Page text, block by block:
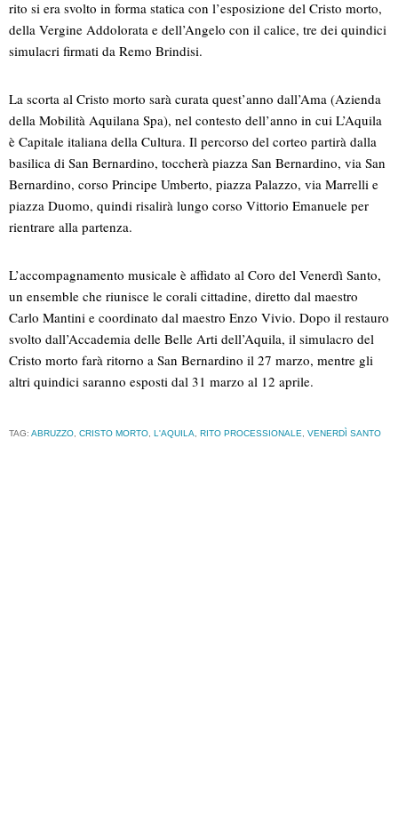
rito si era svolto in forma statica con l’esposizione del Cristo morto,
della Vergine Addolorata e dell’Angelo con il calice, tre dei quindici
simulacri firmati da Remo Brindisi.
La scorta al Cristo morto sarà curata quest’anno dall’Ama (Azienda
della Mobilità Aquilana Spa), nel contesto dell’anno in cui L’Aquila
è Capitale italiana della Cultura. Il percorso del corteo partirà dalla
basilica di San Bernardino, toccherà piazza San Bernardino, via San
Bernardino, corso Principe Umberto, piazza Palazzo, via Marrelli e
piazza Duomo, quindi risalirà lungo corso Vittorio Emanuele per
rientrare alla partenza.
L’accompagnamento musicale è affidato al Coro del Venerdì Santo,
un ensemble che riunisce le corali cittadine, diretto dal maestro
Carlo Mantini e coordinato dal maestro Enzo Vivio. Dopo il restauro
svolto dall’Accademia delle Belle Arti dell’Aquila, il simulacro del
Cristo morto farà ritorno a San Bernardino il 27 marzo, mentre gli
altri quindici saranno esposti dal 31 marzo al 12 aprile.
TAG: ABRUZZO, CRISTO MORTO, L'AQUILA, RITO PROCESSIONALE, VENERDÌ SANTO